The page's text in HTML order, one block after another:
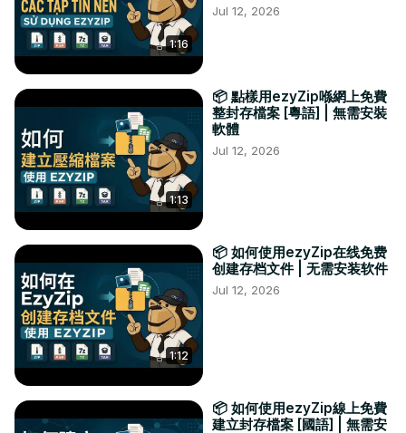
1:16
Jul 12, 2026
1:13
📦 點樣用ezyZip喺網上免費
整封存檔案 [粵語] | 無需安裝
軟體
Jul 12, 2026
1:12
📦 如何使用ezyZip在线免费
创建存档文件 | 无需安装软件
Jul 12, 2026
📦 如何使用ezyZip線上免費
建立封存檔案 [國語] | 無需安